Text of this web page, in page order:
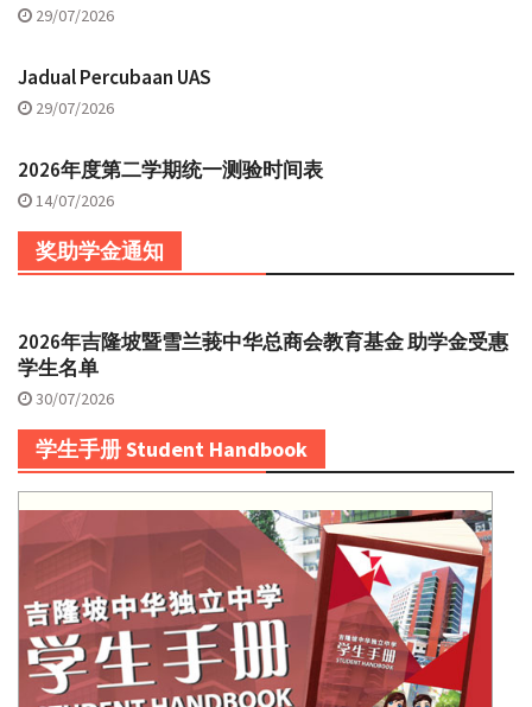
29/07/2026
Jadual Percubaan UAS
29/07/2026
2026年度第二学期统一测验时间表
14/07/2026
奖助学金通知
2026年吉隆坡暨雪兰莪中华总商会教育基金 助学金受惠
学生名单
30/07/2026
学生手册 Student Handbook